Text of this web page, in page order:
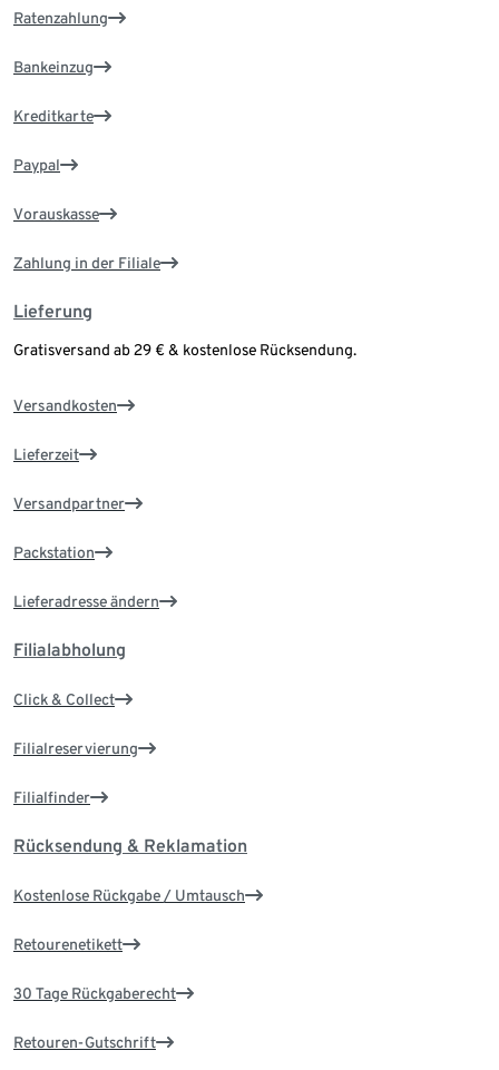
Ratenzahlung
Bankeinzug
Kreditkarte
Paypal
Vorauskasse
Zahlung in der Filiale
Lieferung
Gratisversand ab 29 € & kostenlose Rücksendung.
Versandkosten
Lieferzeit
Versandpartner
Packstation
Lieferadresse ändern
Filialabholung
Click & Collect
Filialreservierung
Filialfinder
Rücksendung & Reklamation
Kostenlose Rückgabe / Umtausch
Retourenetikett
30 Tage Rückgaberecht
Retouren-Gutschrift